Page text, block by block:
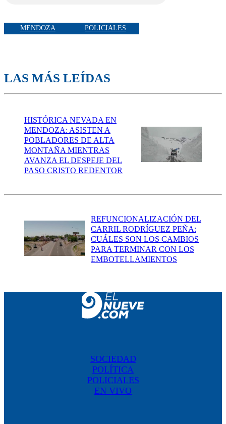
MENDOZA POLICIALES
LAS MÁS LEÍDAS
HISTÓRICA NEVADA EN
MENDOZA: ASISTEN A
POBLADORES DE ALTA
MONTAÑA MIENTRAS
AVANZA EL DESPEJE DEL
PASO CRISTO REDENTOR
REFUNCIONALIZACIÓN DEL
CARRIL RODRÍGUEZ PEÑA:
CUÁLES SON LOS CAMBIOS
PARA TERMINAR CON LOS
EMBOTELLAMIENTOS
SOCIEDAD
POLÍTICA
POLICIALES
EN VIVO